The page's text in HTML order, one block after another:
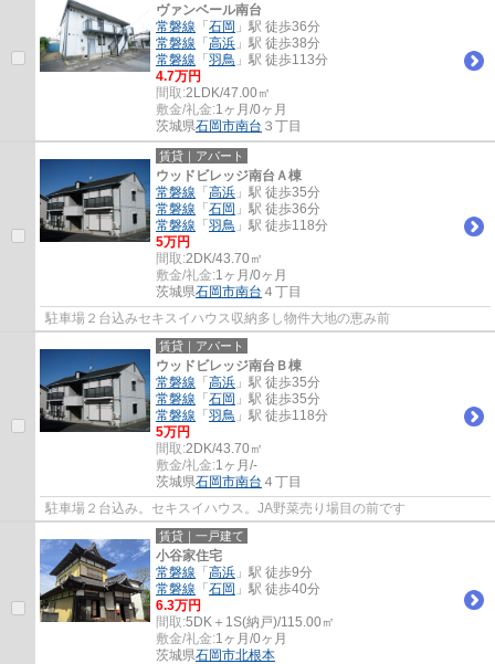
ヴァンベール南台
常磐線 「 石岡 」駅 徒歩36分
常磐線 「 高浜 」駅 徒歩38分
常磐線 「 羽鳥 」駅 徒歩113分
4.7万円
間取:2LDK/47.00㎡
敷金/礼金:1ヶ月/0ヶ月
茨城県石岡市南台 ３丁目
賃貸｜アパート
ウッドビレッジ南台Ａ棟
常磐線 「 高浜 」駅 徒歩35分
常磐線 「 石岡 」駅 徒歩36分
常磐線 「 羽鳥 」駅 徒歩118分
5万円
間取:2DK/43.70㎡
敷金/礼金:1ヶ月/0ヶ月
茨城県石岡市南台 ４丁目
駐車場２台込みセキスイハウス収納多し物件大地の恵み前
賃貸｜アパート
ウッドビレッジ南台Ｂ棟
常磐線 「 高浜 」駅 徒歩35分
常磐線 「 石岡 」駅 徒歩35分
常磐線 「 羽鳥 」駅 徒歩118分
5万円
間取:2DK/43.70㎡
敷金/礼金:1ヶ月/-
茨城県石岡市南台 ４丁目
駐車場２台込み。セキスイハウス。JA野菜売り場目の前です
賃貸｜一戸建て
小谷家住宅
常磐線 「 高浜 」駅 徒歩9分
常磐線 「 石岡 」駅 徒歩40分
6.3万円
間取:5DK＋1S(納戸)/115.00㎡
敷金/礼金:1ヶ月/0ヶ月
茨城県石岡市北根本